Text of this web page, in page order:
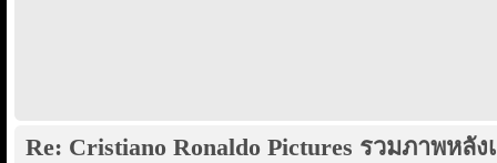
Re: Cristiano Ronaldo Pictures รวมภาพหลั